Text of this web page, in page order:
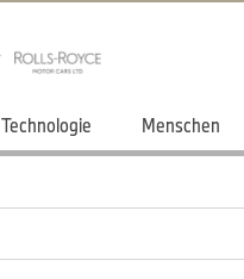
Technologie Menschen